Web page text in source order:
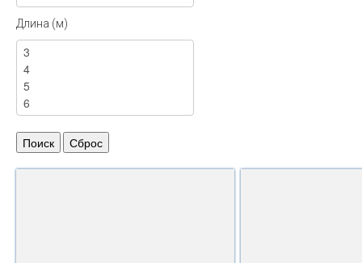
Длина (м)